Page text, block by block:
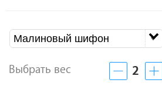
Малиновый шифон
Выбрать вес 2